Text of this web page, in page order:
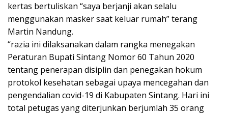
kertas bertuliskan “saya berjanji akan selalu
menggunakan masker saat keluar rumah” terang
Martin Nandung.
“razia ini dilaksanakan dalam rangka menegakan
Peraturan Bupati Sintang Nomor 60 Tahun 2020
tentang penerapan disiplin dan penegakan hokum
protokol kesehatan sebagai upaya mencegahan dan
pengendalian covid-19 di Kabupaten Sintang. Hari ini
total petugas yang diterjunkan berjumlah 35 orang